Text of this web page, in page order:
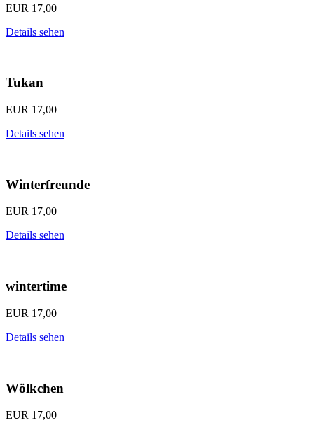
EUR 17,00
Details sehen
Tukan
EUR 17,00
Details sehen
Winterfreunde
EUR 17,00
Details sehen
wintertime
EUR 17,00
Details sehen
Wölkchen
EUR 17,00